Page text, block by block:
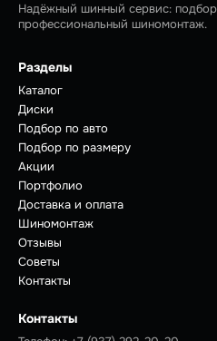
Надёжный шинный сервис:
профессиональный шиномонтаж.
Разделы
Каталог
Диски
Подбор по авто
Подбор по размеру
Акции
Портфолио
Доставка и оплата
Шиномонтаж
Отзывы
Советы
Контакты
Контакты